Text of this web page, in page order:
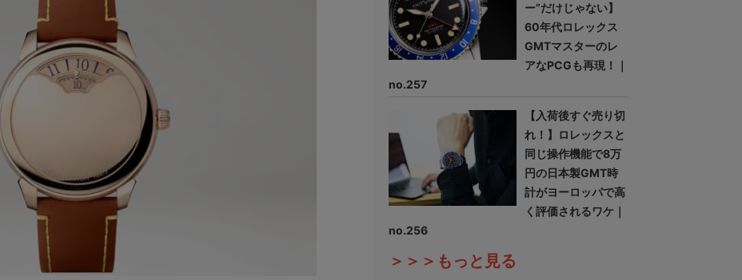
ー”だけじゃない】
60年代ロレックス
GMTマスターのレ
アなPCGも再現！｜
no.257
【入荷後すぐ売り切
れ！】ロレックスと
同じ操作機能で8万
円の日本製GMT時
計がヨーロッパで高
く評価されるワケ｜
no.256
＞＞＞もっと見る